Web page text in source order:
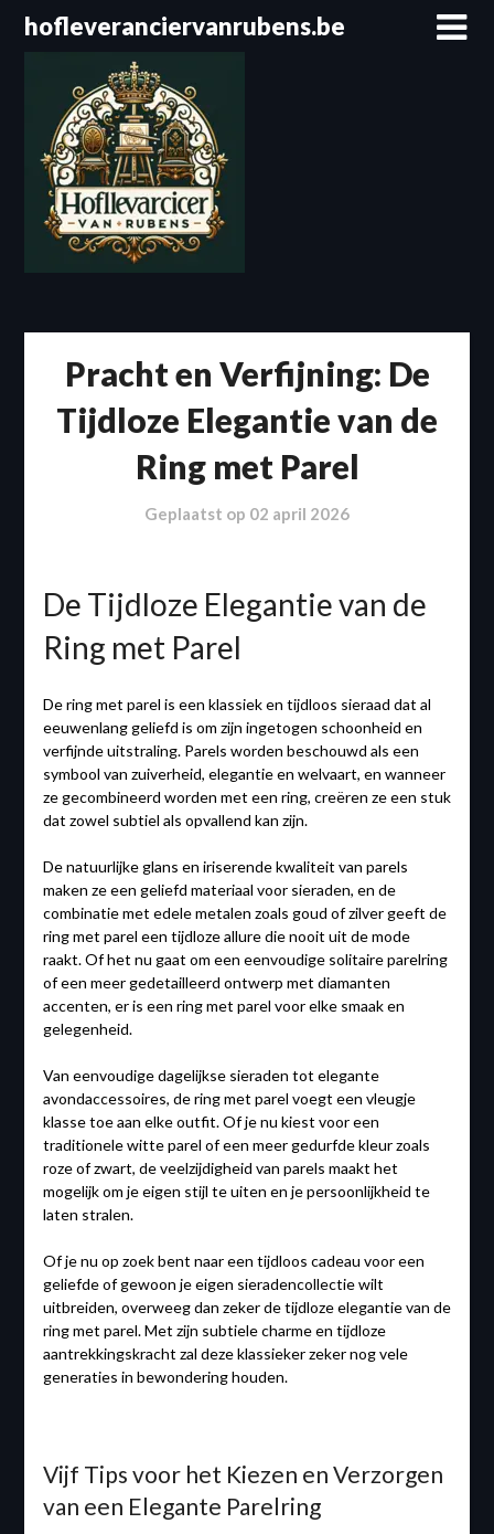
Spring
naar
hofleveranciervanrubens.be
Pracht en Verfijning: De
Tijdloze Elegantie van de
Ring met Parel
Geplaatst op 02 april 2026
De Tijdloze Elegantie van de
Ring met Parel
De ring met parel is een klassiek en tijdloos sieraad dat al
eeuwenlang geliefd is om zijn ingetogen schoonheid en
verfijnde uitstraling. Parels worden beschouwd als een
symbool van zuiverheid, elegantie en welvaart, en wanneer
ze gecombineerd worden met een ring, creëren ze een stuk
dat zowel subtiel als opvallend kan zijn.
De natuurlijke glans en iriserende kwaliteit van parels
maken ze een geliefd materiaal voor sieraden, en de
combinatie met edele metalen zoals goud of zilver geeft de
ring met parel een tijdloze allure die nooit uit de mode
raakt. Of het nu gaat om een eenvoudige solitaire parelring
of een meer gedetailleerd ontwerp met diamanten
accenten, er is een ring met parel voor elke smaak en
gelegenheid.
Van eenvoudige dagelijkse sieraden tot elegante
avondaccessoires, de ring met parel voegt een vleugje
klasse toe aan elke outfit. Of je nu kiest voor een
traditionele witte parel of een meer gedurfde kleur zoals
roze of zwart, de veelzijdigheid van parels maakt het
mogelijk om je eigen stijl te uiten en je persoonlijkheid te
laten stralen.
Of je nu op zoek bent naar een tijdloos cadeau voor een
geliefde of gewoon je eigen sieradencollectie wilt
uitbreiden, overweeg dan zeker de tijdloze elegantie van de
ring met parel. Met zijn subtiele charme en tijdloze
aantrekkingskracht zal deze klassieker zeker nog vele
generaties in bewondering houden.
Vijf Tips voor het Kiezen en Verzorgen
van een Elegante Parelring